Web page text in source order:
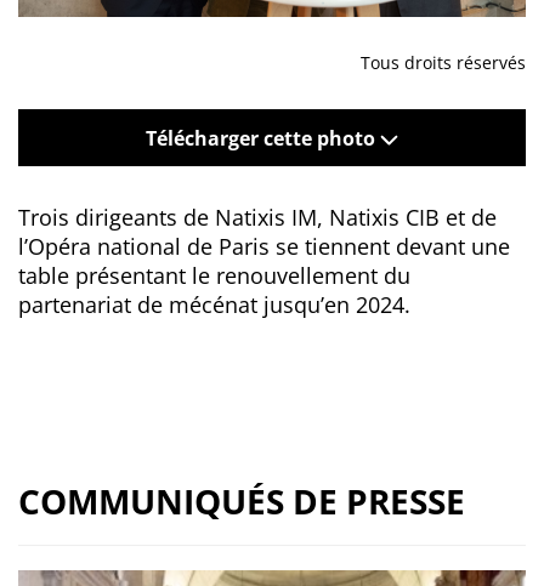
Tous droits réservés
Télécharger cette photo
Trois dirigeants de Natixis IM, Natixis CIB et de
l’Opéra national de Paris se tiennent devant une
table présentant le renouvellement du
partenariat de mécénat jusqu’en 2024.
COMMUNIQUÉS DE PRESSE